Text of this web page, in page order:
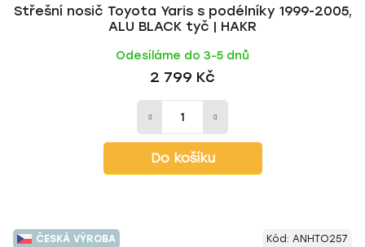
Střešní nosič Toyota Yaris s podélníky 1999-2005,
ALU BLACK tyč | HAKR
Odesíláme do 3-5 dnů
2 799 Kč
Do košíku
ČESKÁ VÝROBA Kód: ANHTO257